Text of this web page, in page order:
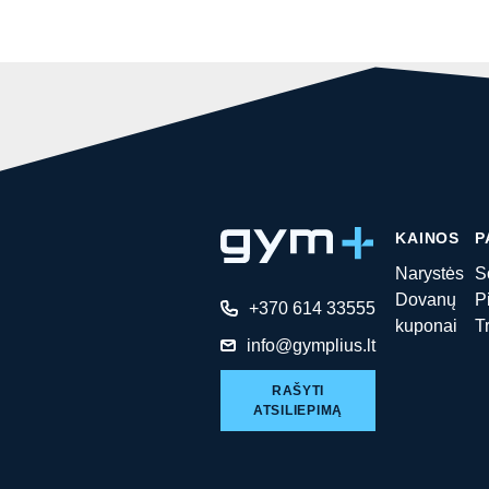
+370 614 33555
info@gymplius.lt
RAŠYTI
ATSILIEPIMĄ
KAINOS
Narystės
Dovanų
kuponai